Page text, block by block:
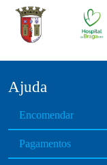
Ajuda
Encomendar
Pagamentos